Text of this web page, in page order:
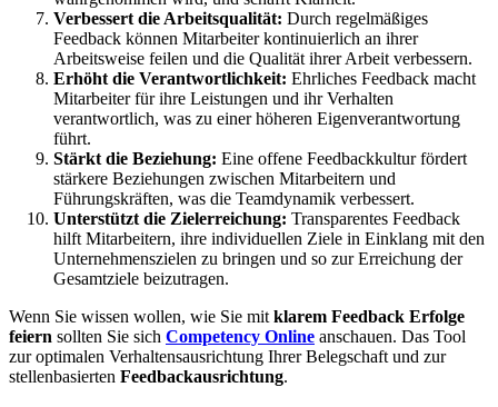
Verbessert die Arbeitsqualität: Durch regelmäßiges
Feedback können Mitarbeiter kontinuierlich an ihrer
Arbeitsweise feilen und die Qualität ihrer Arbeit verbessern.
Erhöht die Verantwortlichkeit: Ehrliches Feedback macht
Mitarbeiter für ihre Leistungen und ihr Verhalten
verantwortlich, was zu einer höheren Eigenverantwortung
führt.
Stärkt die Beziehung: Eine offene Feedbackkultur fördert
stärkere Beziehungen zwischen Mitarbeitern und
Führungskräften, was die Teamdynamik verbessert.
Unterstützt die Zielerreichung: Transparentes Feedback
hilft Mitarbeitern, ihre individuellen Ziele in Einklang mit den
Unternehmenszielen zu bringen und so zur Erreichung der
Gesamtziele beizutragen.
Wenn Sie wissen wollen, wie Sie mit klarem Feedback Erfolge
feiern sollten Sie sich Competency Online anschauen. Das Tool
zur optimalen Verhaltensausrichtung Ihrer Belegschaft und zur
stellenbasierten Feedbackausrichtung.